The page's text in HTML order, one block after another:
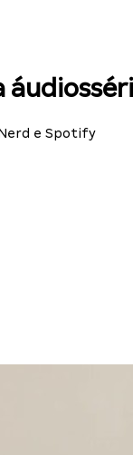
e Spotify